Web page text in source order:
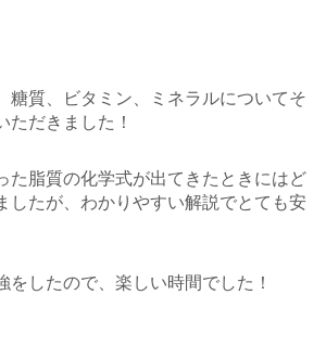
糖質、ビタミン、ミネラルについてそ
だきました！
た脂質の化学式が出てきたときにはど
したが、わかりやすい解説でとても安
をしたので、楽しい時間でした！